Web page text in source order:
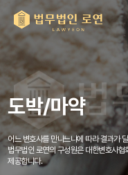
도박/마약
어느 변호사를 만나느냐에 따라 결과가
법무법인 로연의 구성원은 대한변호사
제공합니다.